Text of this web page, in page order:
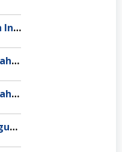
Crew Stokis PT Athif Berkah Indonesia Palangka Raya
Crew Stockist PT Athif Berkah Indonesia Banda Aceh
Crew Stockist PT Athif Berkah Indonesia Muaro Jambi
Stock Controller Lintas Bangun Nusantara Semarang